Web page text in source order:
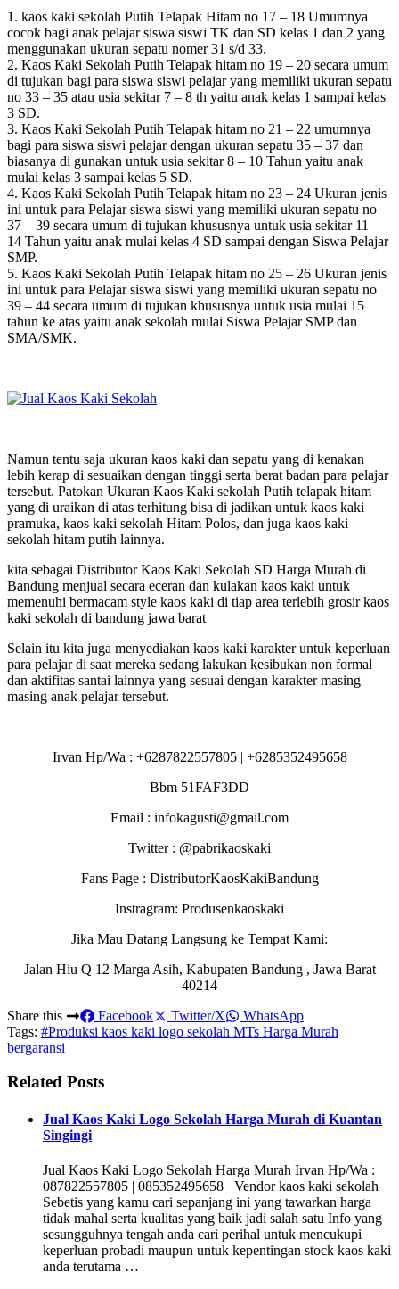
1. kaos kaki sekolah Putih Telapak Hitam no 17 – 18 Umumnya
cocok bagi anak pelajar siswa siswi TK dan SD kelas 1 dan 2 yang
menggunakan ukuran sepatu nomer 31 s/d 33.
2. Kaos Kaki Sekolah Putih Telapak hitam no 19 – 20 secara umum
di tujukan bagi para siswa siswi pelajar yang memiliki ukuran sepatu
no 33 – 35 atau usia sekitar 7 – 8 th yaitu anak kelas 1 sampai kelas
3 SD.
3. Kaos Kaki Sekolah Putih Telapak hitam no 21 – 22 umumnya
bagi para siswa siswi pelajar dengan ukuran sepatu 35 – 37 dan
biasanya di gunakan untuk usia sekitar 8 – 10 Tahun yaitu anak
mulai kelas 3 sampai kelas 5 SD.
4. Kaos Kaki Sekolah Putih Telapak hitam no 23 – 24 Ukuran jenis
ini untuk para Pelajar siswa siswi yang memiliki ukuran sepatu no
37 – 39 secara umum di tujukan khususnya untuk usia sekitar 11 –
14 Tahun yaitu anak mulai kelas 4 SD sampai dengan Siswa Pelajar
SMP.
5. Kaos Kaki Sekolah Putih Telapak hitam no 25 – 26 Ukuran jenis
ini untuk para Pelajar siswa siswi yang memiliki ukuran sepatu no
39 – 44 secara umum di tujukan khususnya untuk usia mulai 15
tahun ke atas yaitu anak sekolah mulai Siswa Pelajar SMP dan
SMA/SMK.
Namun tentu saja ukuran kaos kaki dan sepatu yang di kenakan
lebih kerap di sesuaikan dengan tinggi serta berat badan para pelajar
tersebut. Patokan Ukuran Kaos Kaki sekolah Putih telapak hitam
yang di uraikan di atas terhitung bisa di jadikan untuk kaos kaki
pramuka, kaos kaki sekolah Hitam Polos, dan juga kaos kaki
sekolah hitam putih lainnya.
kita sebagai Distributor Kaos Kaki Sekolah SD Harga Murah di
Bandung menjual secara eceran dan kulakan kaos kaki untuk
memenuhi bermacam style kaos kaki di tiap area terlebih grosir kaos
kaki sekolah di bandung jawa barat
Selain itu kita juga menyediakan kaos kaki karakter untuk keperluan
para pelajar di saat mereka sedang lakukan kesibukan non formal
dan aktifitas santai lainnya yang sesuai dengan karakter masing –
masing anak pelajar tersebut.
Irvan Hp/Wa : +6287822557805 | +6285352495658
Bbm 51FAF3DD
Email : infokagusti@gmail.com
Twitter : @pabrikaoskaki
Fans Page : DistributorKaosKakiBandung
Instragram: Produsenkaoskaki
Jika Mau Datang Langsung ke Tempat Kami:
Jalan Hiu Q 12 Marga Asih, Kabupaten Bandung , Jawa Barat
40214
Share this
Facebook Twitter/X
WhatsApp
Tags: #Produksi kaos kaki logo sekolah MTs Harga Murah
bergaransi
Related Posts
Jual Kaos Kaki Logo Sekolah Harga Murah di Kuantan
Singingi
Jual Kaos Kaki Logo Sekolah Harga Murah Irvan Hp/Wa :
087822557805 | 085352495658 Vendor kaos kaki sekolah
Sebetis yang kamu cari sepanjang ini yang tawarkan harga
tidak mahal serta kualitas yang baik jadi salah satu Info yang
sesungguhnya tengah anda cari perihal untuk mencukupi
keperluan probadi maupun untuk kepentingan stock kaos kaki
anda terutama …